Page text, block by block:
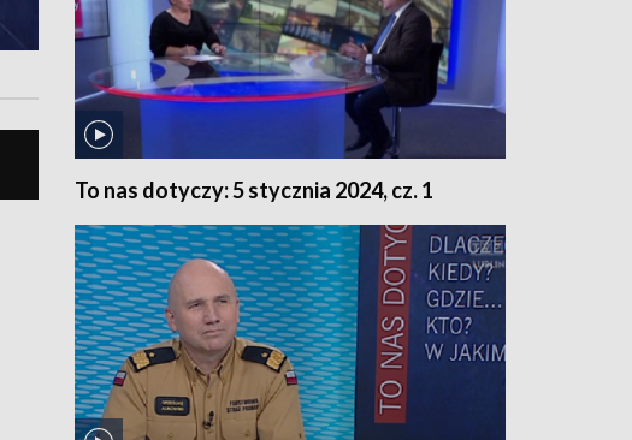
To nas dotyczy: 5 stycznia 2024, cz. 1